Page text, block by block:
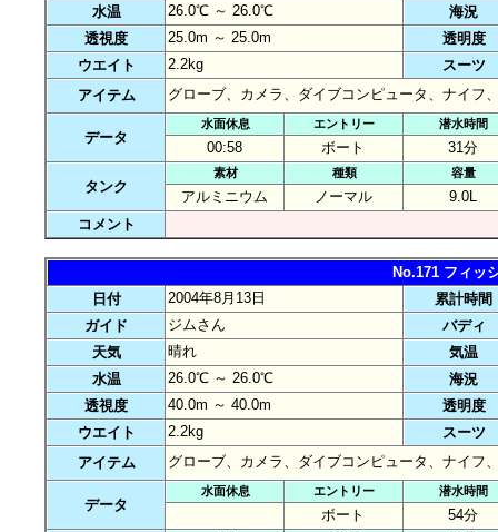
水温
26.0℃ ～ 26.0℃
海況
透視度
25.0m ～ 25.0m
透明度
ウエイト
2.2kg
スーツ
アイテム
グローブ、カメラ、ダイブコンピュータ、ナイフ
データ
水面休息 エントリー 潜水時間
00:58 ボート 31分
タンク
素材 種類 容量
アルミニウム ノーマル
9.0L
コメント
No.171 フィッ
日付
2004年8月13日
累計時間
ガイド
ジムさん
バディ
天気
晴れ
気温
水温
26.0℃ ～ 26.0℃
海況
透視度
40.0m ～ 40.0m
透明度
ウエイト
2.2kg
スーツ
アイテム
グローブ、カメラ、ダイブコンピュータ、ナイフ
データ
水面休息 エントリー 潜水時間
ボート 54分